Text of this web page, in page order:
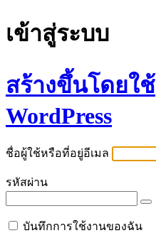
เข้าสู่ระบบ
สร้างขึ้นโดยใช้
WordPress
ชื่อผู้ใช้หรือที่อยู่อีเมล
รหัสผ่าน
บันทึกการใช้งานของฉัน